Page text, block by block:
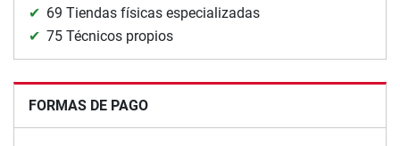
69 Tiendas físicas especializadas
75 Técnicos propios
FORMAS DE PAGO